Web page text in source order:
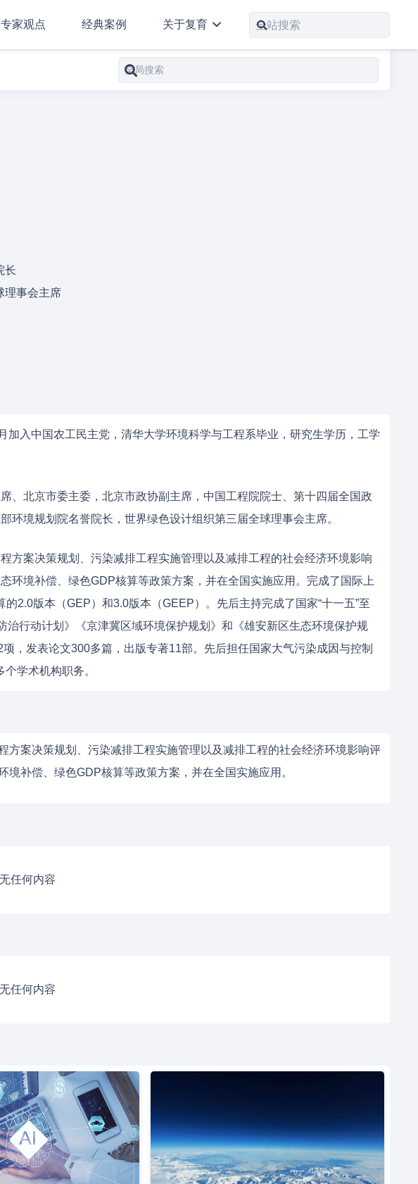
专家观点 经典案例 关于复育
长
理事会主席
入中国农工民主党，清华大学环境科学与工程系毕业，研究生学历，工学
、北京市委主委，北京市政协副主席，中国工程院院士、第十四届全国政
境规划院名誉院长，世界绿色设计组织第三届全球理事会主席。
方案决策规划、污染减排工程实施管理以及减排工程的社会经济环境影响
环境补偿、绿色GDP核算等政策方案，并在全国实施应用。完成了国际上
2.0版本（GEP）和3.0版本（GEEP）。先后主持完成了国家“十一五”至
治行动计划》《京津冀区域环境保护规划》和《雄安新区生态环境保护规
，发表论文300多篇，出版专著11部。先后担任国家大气污染成因与控制
学术机构职务。
案决策规划、污染减排工程实施管理以及减排工程的社会经济环境影响评
补偿、绿色GDP核算等政策方案，并在全国实施应用。
任何内容
任何内容